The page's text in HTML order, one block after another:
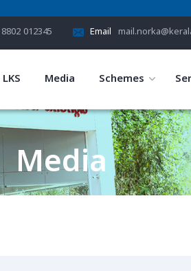
012345 Email
LKS Media Schemes
Media